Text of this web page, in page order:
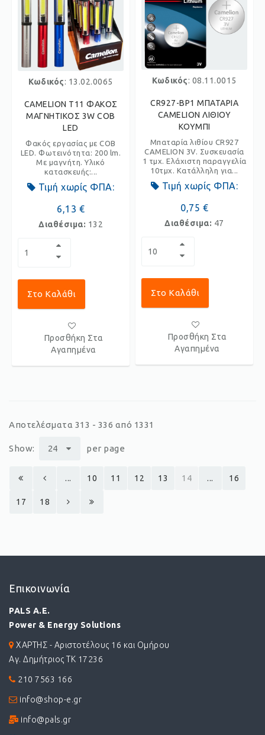
Κωδικός: 13.02.0065
CAMELION T11 ΦΑΚΟΣ
ΜΑΓΝΗΤΙΚΟΣ 3W COB
LED
Φακός εργασίας με COB
LED. Φωτεινότητα: 200 lm.
Με μαγνήτη. Υλικό
κατασκευής:...
Τιμή χωρίς ΦΠΑ:
6,13 €
Διαθέσιμα: 132
Στο Καλάθι
Προσθήκη Στα
Αγαπημένα
Κωδικός: 08.11.0015
CR927-BP1 ΜΠΑΤΑΡΙΑ
CAMELION ΛΙΘΙΟΥ
ΚΟΥΜΠΙ
Μπαταρία λιθίου CR927
CAMELION 3V. Συσκευασία
1 τμχ. Ελάχιστη παραγγελία
10τμχ. Κατάλληλη για...
Τιμή χωρίς ΦΠΑ:
0,75 €
Διαθέσιμα: 47
Στο Καλάθι
Προσθήκη Στα
Αγαπημένα
Αποτελέσματα 313 - 336 από 1331
Show: 24 per page
... 10 11 12 13 14 ... 16
17 18
Επικοινωνία
PALS A.E.
Power & Energy Solutions
ΧΑΡΤΗΣ - Αριστοτέλους 16 και Ομήρου
Αγ. Δημήτριος ΤΚ 17236
210 7563 166
info@shop-e.gr
info@pals.gr